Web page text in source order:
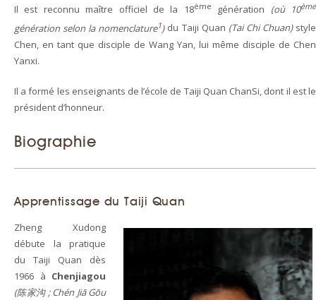
- ErLu – 2ème forme – Forme rapide
- Tuishou – Travail à deux
Il est reconnu maître officiel de la 18ème génération (où 10ème
génération selon la nomenclature1)du Taiji Quan (Tai Chi Chuan)style
Chen, en tant que disciple de Wang Yan, lui même disciple de Chen
Yanxi.
Il a formé les enseignants de l’école de Taiji Quan ChanSi, dont il est le
président d’honneur.
Biographie
Apprentissage du Taiji Quan
Zheng Xudong
débute la pratique
du Taiji Quan dès
1966 à Chenjiagou
(陈家沟 ; Chén Jiā Gōu